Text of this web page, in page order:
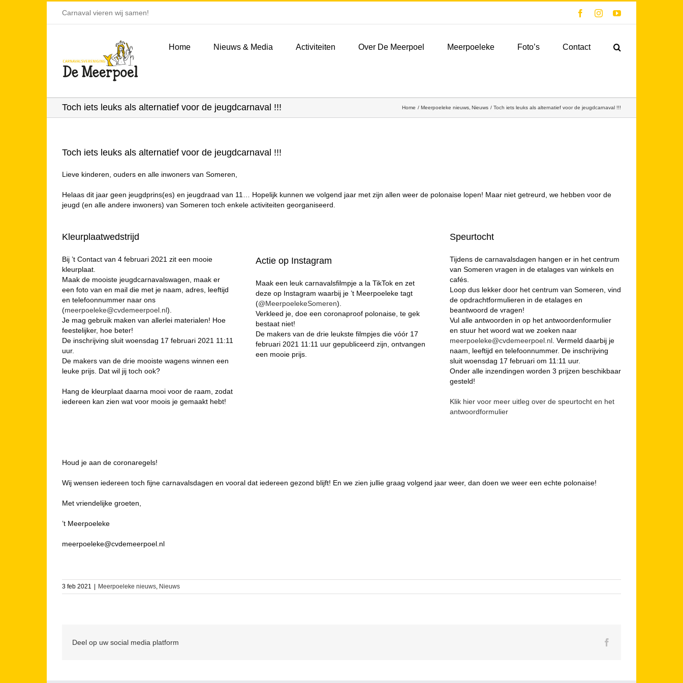
Carnaval vieren wij samen! FacebookInstagramYouTube
Home Nieuws & Media Activiteiten Over De Meerpoel Meerpoeleke Foto’s Contact
Toch iets leuks als alternatief voor de jeugdcarnaval !!! Home Meerpoeleke nieuws Nieuws Toch iets leuks als alternatief voor de jeugdcarnaval !!!
Toch iets leuks als alternatief voor de jeugdcarnaval !!!
Lieve kinderen, ouders en alle inwoners van Someren,
Helaas dit jaar geen jeugdprins(es) en jeugdraad van 11… Hopelijk kunnen we volgend jaar met zijn allen weer de polonaise lopen! Maar niet getreurd, we hebben voor de
jeugd (en alle andere inwoners) van Someren toch enkele activiteiten georganiseerd.
Kleurplaatwedstrijd
Bij ’t Contact van 4 februari 2021 zit een mooie
kleurplaat.
Maak de mooiste jeugdcarnavalswagen, maak er
een foto van en mail die met je naam, adres, leeftijd
en telefoonnummer naar ons
(meerpoeleke@cvdemeerpoel.nl).
Je mag gebruik maken van allerlei materialen! Hoe
feestelijker, hoe beter!
De inschrijving sluit woensdag 17 februari 2021 11:11
uur.
De makers van de drie mooiste wagens winnen een
leuke prijs. Dat wil jij toch ook?
Hang de kleurplaat daarna mooi voor de raam, zodat
iedereen kan zien wat voor moois je gemaakt hebt!
Actie op Instagram
Maak een leuk carnavalsfilmpje a la TikTok en zet
deze op Instagram waarbij je ’t Meerpoeleke tagt
(@MeerpoelekeSomeren).
Verkleed je, doe een coronaproof polonaise, te gek
bestaat niet!
De makers van de drie leukste filmpjes die vóór 17
februari 2021 11:11 uur gepubliceerd zijn, ontvangen
een mooie prijs.
Speurtocht
Tijdens de carnavalsdagen hangen er in het centrum
van Someren vragen in de etalages van winkels en
cafés.
Loop dus lekker door het centrum van Someren, vind
de opdrachtformulieren in de etalages en
beantwoord de vragen!
Vul alle antwoorden in op het antwoordenformulier
en stuur het woord wat we zoeken naar
meerpoeleke@cvdemeerpoel.nl. Vermeld daarbij je
naam, leeftijd en telefoonnummer. De inschrijving
sluit woensdag 17 februari om 11:11 uur.
Onder alle inzendingen worden 3 prijzen beschikbaar
gesteld!
Klik hier voor meer uitleg over de speurtocht en het
antwoordformulier
Houd je aan de coronaregels!
Wij wensen iedereen toch fijne carnavalsdagen en vooral dat iedereen gezond blijft! En we zien jullie graag volgend jaar weer, dan doen we weer een echte polonaise!
Met vriendelijke groeten,
’t Meerpoeleke
meerpoeleke@cvdemeerpoel.nl
3 feb 2021 Meerpoeleke nieuws, Nieuws
Deel op uw social media platform